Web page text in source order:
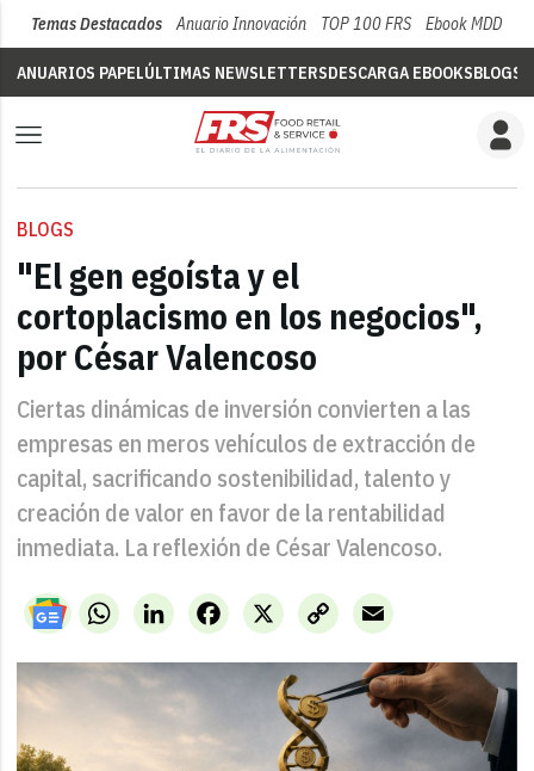
Temas Destacados Anuario Innovación TOP 100 FRS Ebook MDD
ANUARIOS PAPELÚLTIMAS NEWSLETTERSDESCARGA EBOOKSBLOGS
BLOGS
"El gen egoísta y el
cortoplacismo en los negocios",
por César Valencoso
Ciertas dinámicas de inversión convierten a las
empresas en meros vehículos de extracción de
capital, sacrificando sostenibilidad, talento y
creación de valor en favor de la rentabilidad
inmediata. La reflexión de César Valencoso.
WhatsAppLinkedIn X
Facebook
Copy
Link
Email